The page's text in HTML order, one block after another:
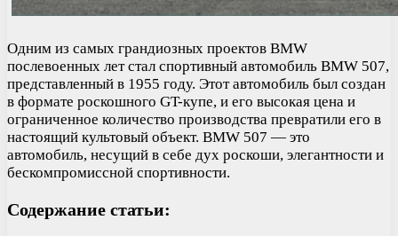
Одним из самых грандиозных проектов BMW
послевоенных лет стал спортивный автомобиль BMW 507,
представленный в 1955 году. Этот автомобиль был создан
в формате роскошного GT-купе, и его высокая цена и
ограниченное количество производства превратили его в
настоящий культовый объект. BMW 507 — это
автомобиль, несущий в себе дух роскоши, элегантности и
бескомпромиссной спортивности.
Содержание статьи: